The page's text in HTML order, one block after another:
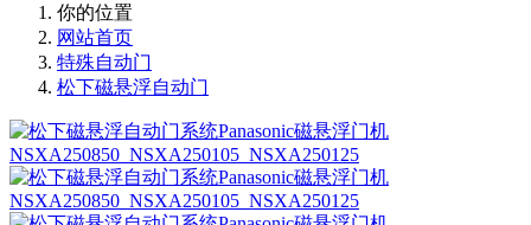
你的位置
网站首页
特殊自动门
松下磁悬浮自动门